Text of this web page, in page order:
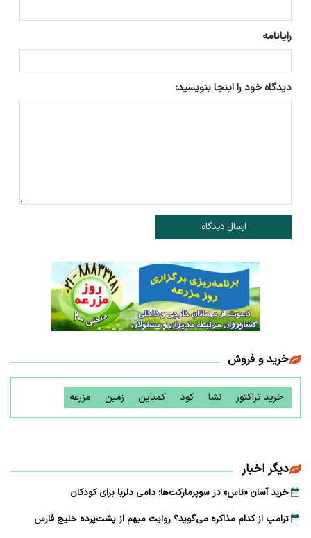
رایانامه
دیدگاه خود را اینجا بنویسید:
ارسال دیدگاه
خرید و فروش
خرید تراکتور نشا کود کمباین زمین مزرعه
دیگر اخبار
خرید آسان «ناس» در سوپرمارکت‌ها؛ دامی دلربا برای کودکان
ترامپ از کدام مذاکره می‌گوید؟ روایت مبهم از پشت‌پرده خلیج فارس